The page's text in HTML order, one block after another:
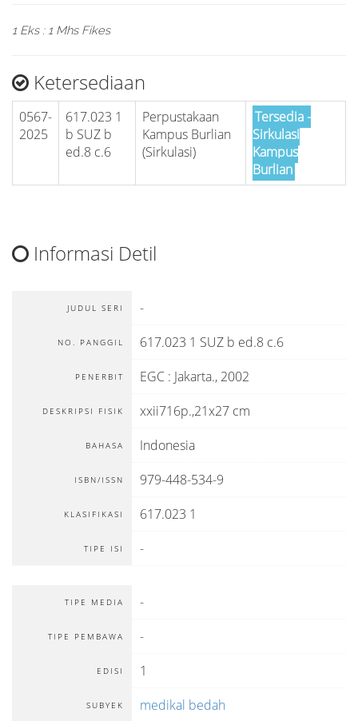
1 Eks : 1 Mhs Fikes
Ketersediaan
0567-
2025
617.023 1
b SUZ b
ed.8 c.6
Perpustakaan
Kampus Burlian
(Sirkulasi)
Tersedia -
Sirkulasi
Kampus
Burlian
Informasi Detil
JUDUL SERI -
NO. PANGGIL 617.023 1 SUZ b ed.8 c.6
PENERBIT EGC : Jakarta., 2002
DESKRIPSI FISIK xxii716p.,21x27 cm
BAHASA Indonesia
ISBN/ISSN 979-448-534-9
KLASIFIKASI 617.023 1
TIPE ISI -
TIPE MEDIA -
TIPE PEMBAWA -
EDISI 1
SUBYEK medikal bedah